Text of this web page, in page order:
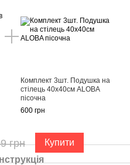
Комплект 3шт. Подушка на
стілець 40х40см ALOBA
пісочна
600 грн
грн
Купити
Інструкція